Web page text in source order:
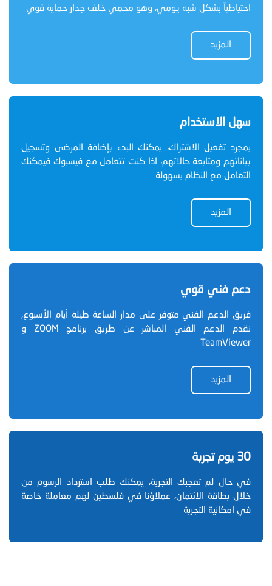
احتياطياً بشكل شبه يومي، وهو محمي خلف جدار حماية قوي
المزيد
سهل الاستخدام
بمجرد تفعيل الاشتراك، يمكنك البدء بإضافة المرضى وتسجيل
بياناتهم ومتابعة حالاتهم، اذا كنت تتعامل مع فيسبوك فيمكنك
التعامل مع النظام بسهولة
المزيد
دعم فني قوي
فريق الدعم الفني متوفر على مدار الساعة طيلة أيام الأسبوع,
نقدم الدعم الفني المباشر عن طريق برنامج ZOOM و
TeamViewer
المزيد
30 يوم تجربة
في حال لم تعجبك التجربة، يمكنك طلب استرداد الرسوم من
خلال بطاقة الائتمان، عملاؤنا في فلسطين لهم معاملة خاصة
في امكانية التجربة